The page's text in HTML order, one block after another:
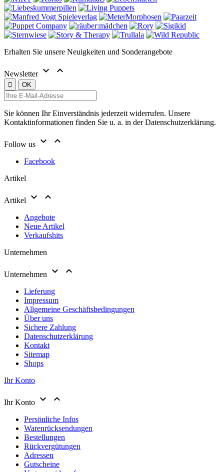
Erhalten Sie unsere Neuigkeiten und Sonderangebote
Newsletter  
Sie können Ihr Einverständnis jederzeit widerrufen. Unsere
Kontaktinformationen finden Sie u. a. in der Datenschutzerklärung.
Follow us  
Facebook
Artikel
Artikel  
Angebote
Neue Artikel
Verkaufshits
Unternehmen
Unternehmen  
Lieferung
Impressum
Allgemeine Geschäftsbedingungen
Über uns
Sichere Zahlung
Datenschutzerklärung
Kontakt
Sitemap
Shops
Ihr Konto
Ihr Konto  
Persönliche Infos
Warenrücksendungen
Bestellungen
Rückvergütungen
Adressen
Gutscheine